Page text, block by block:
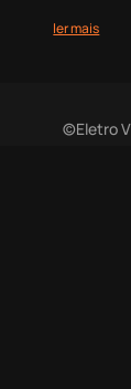
ler mais
©Eletro